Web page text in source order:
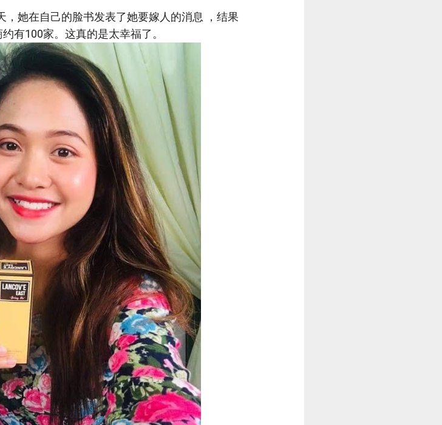
她在自己的脸书发表了她要嫁人的消息 ，结果
有100家。这真的是太幸福了。